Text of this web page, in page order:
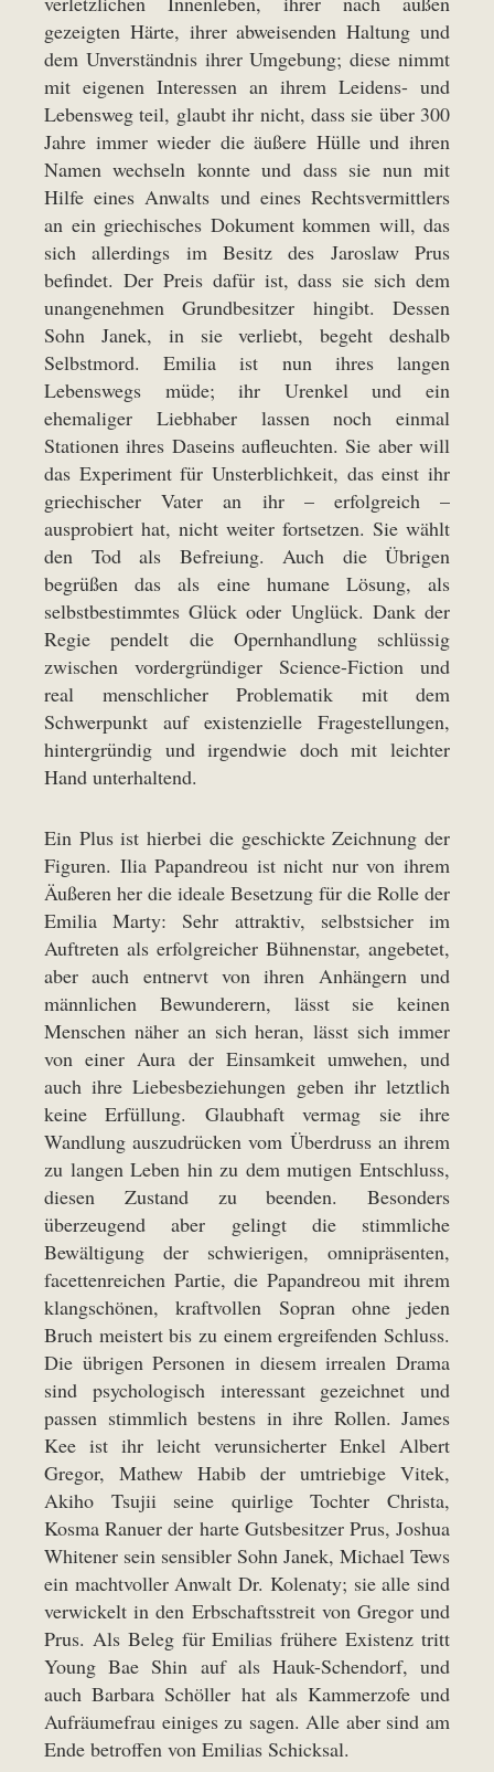
gezeigten Härte, ihrer abweisenden Haltung und
dem Unverständnis ihrer Umgebung; diese nimmt
mit eigenen Interessen an ihrem Leidens- und
Lebensweg teil, glaubt ihr nicht, dass sie über 300
Jahre immer wieder die äußere Hülle und ihren
Namen wechseln konnte und dass sie nun mit
Hilfe eines Anwalts und eines Rechtsvermittlers
an ein griechisches Dokument kommen will, das
sich allerdings im Besitz des Jaroslaw Prus
befindet. Der Preis dafür ist, dass sie sich dem
unangenehmen Grundbesitzer hingibt. Dessen
Sohn Janek, in sie verliebt, begeht deshalb
Selbstmord. Emilia ist nun ihres langen
Lebenswegs müde; ihr Urenkel und ein
ehemaliger Liebhaber lassen noch einmal
Stationen ihres Daseins aufleuchten. Sie aber will
das Experiment für Unsterblichkeit, das einst ihr
griechischer Vater an ihr – erfolgreich –
ausprobiert hat, nicht weiter fortsetzen. Sie wählt
den Tod als Befreiung. Auch die Übrigen
begrüßen das als eine humane Lösung, als
selbstbestimmtes Glück oder Unglück. Dank der
Regie pendelt die Opernhandlung schlüssig
zwischen vordergründiger Science-Fiction und
real menschlicher Problematik mit dem
Schwerpunkt auf existenzielle Fragestellungen,
hintergründig und irgendwie doch mit leichter
Hand unterhaltend.
Ein Plus ist hierbei die geschickte Zeichnung der
Figuren. Ilia Papandreou ist nicht nur von ihrem
Äußeren her die ideale Besetzung für die Rolle der
Emilia Marty: Sehr attraktiv, selbstsicher im
Auftreten als erfolgreicher Bühnenstar, angebetet,
aber auch entnervt von ihren Anhängern und
männlichen Bewunderern, lässt sie keinen
Menschen näher an sich heran, lässt sich immer
von einer Aura der Einsamkeit umwehen, und
auch ihre Liebesbeziehungen geben ihr letztlich
keine Erfüllung. Glaubhaft vermag sie ihre
Wandlung auszudrücken vom Überdruss an ihrem
zu langen Leben hin zu dem mutigen Entschluss,
diesen Zustand zu beenden. Besonders
überzeugend aber gelingt die stimmliche
Bewältigung der schwierigen, omnipräsenten,
facettenreichen Partie, die Papandreou mit ihrem
klangschönen, kraftvollen Sopran ohne jeden
Bruch meistert bis zu einem ergreifenden Schluss.
Die übrigen Personen in diesem irrealen Drama
sind psychologisch interessant gezeichnet und
passen stimmlich bestens in ihre Rollen. James
Kee ist ihr leicht verunsicherter Enkel Albert
Gregor, Mathew Habib der umtriebige Vitek,
Akiho Tsujii seine quirlige Tochter Christa,
Kosma Ranuer der harte Gutsbesitzer Prus, Joshua
Whitener sein sensibler Sohn Janek, Michael Tews
ein machtvoller Anwalt Dr. Kolenaty; sie alle sind
verwickelt in den Erbschaftsstreit von Gregor und
Prus. Als Beleg für Emilias frühere Existenz tritt
Young Bae Shin auf als Hauk-Schendorf, und
auch Barbara Schöller hat als Kammerzofe und
Aufräumefrau einiges zu sagen. Alle aber sind am
Ende betroffen von Emilias Schicksal.